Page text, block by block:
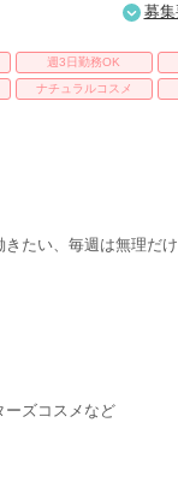
募
週3日勤務OK
ナチュラルコスメ
たい、毎週は無理だ
ーズコスメなど